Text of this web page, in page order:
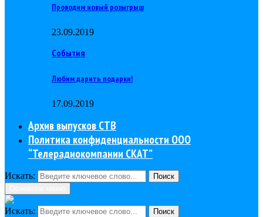
Проводим новый розыгрыш
23.09.2019
События
Любим дарить подарки!
17.09.2019
Архив выпусков СТВ
Политика конфиденциальности ООО
“Телерадиокомпании СКАТ”
Искать:
Поиск
Искать: Поиск